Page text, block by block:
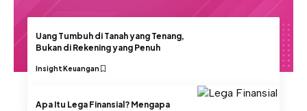
Uang Tumbuh di Tanah yang Tenang,
Bukan di Rekening yang Penuh
InsightKeuangan
Apa Itu Lega Finansial? Mengapa